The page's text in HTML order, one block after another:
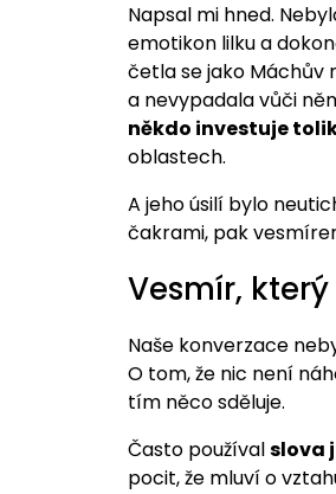
Napsal mi hned.
emotikon lilku a
četla se jako Máchův
a nevypadala vůči
někdo investuje
oblastech.
A jeho úsilí bylo
čakrami, pak
Vesmír,
Naše konverzace
O tom, že nic není
tím něco sděluje.
Často používalslova
pocit, že mluví o